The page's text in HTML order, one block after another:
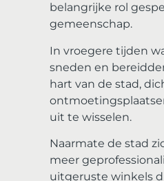
belangrijke rol
gemeenschap.
In vroegere tijden
sneden en
hart van de stad,
uit te wisselen.
Naarmate de stad
meer
uitgeruste winkels